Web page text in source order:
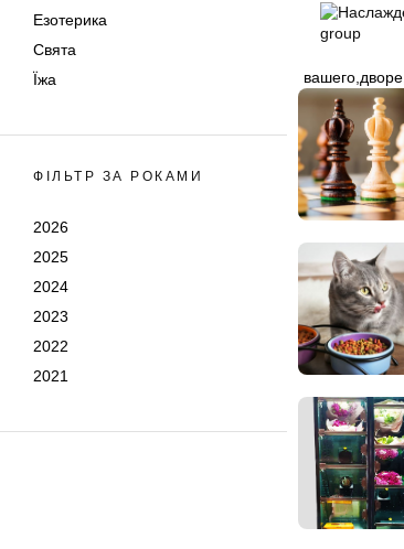
Езотерика
Свята
Їжа
ФІЛЬТР ЗА РОКАМИ
2026
2025
2024
2023
2022
2021
вашего дворе